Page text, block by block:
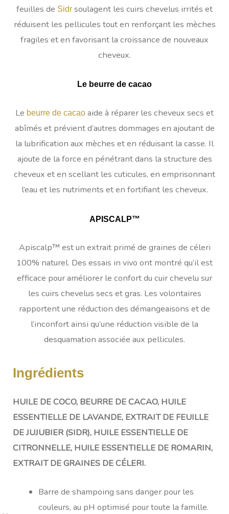
feuilles de Sidr soulagent les cuirs chevelus irrités et
réduisent les pellicules tout en renforçant les mèches
fragiles et en favorisant la croissance de nouveaux
cheveux.
Le beurre de cacao
Le beurre de cacao aide à réparer les cheveux secs et
abîmés et prévient d’autres dommages en ajoutant de
la lubrification aux mèches et en réduisant la casse. Il
ajoute de la force en pénétrant dans la structure des
cheveux et en scellant les cuticules, en emprisonnant
l’eau et les nutriments et en fortifiant les cheveux.
APISCALP™
Apiscalp™ est un extrait primé de graines de céleri
100% naturel. Des essais in vivo ont montré qu’il est
efficace pour améliorer le confort du cuir chevelu sur
les cuirs chevelus secs et gras. Les volontaires
rapportent une réduction des démangeaisons et de
l’inconfort ainsi qu’une réduction visible de la
desquamation associée aux pellicules.
Ingrédients
HUILE DE COCO, BEURRE DE CACAO, HUILE
ESSENTIELLE DE LAVANDE, EXTRAIT DE FEUILLE
DE JUJUBIER (SIDR), HUILE ESSENTIELLE DE
CITRONNELLE, HUILE ESSENTIELLE DE ROMARIN,
EXTRAIT DE GRAINES DE CÉLERI.
Barre de shampoing sans danger pour les
couleurs, au pH optimisé pour toute la famille.